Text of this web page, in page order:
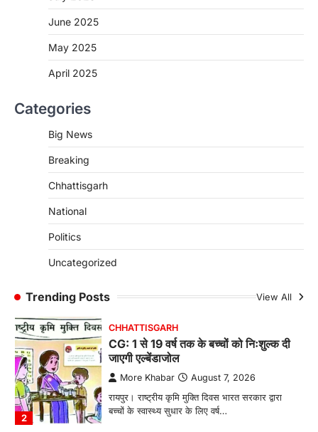
June 2025
May 2025
April 2025
Categories
Big News
Breaking
Chhattisgarh
National
Politics
Uncategorized
Trending Posts View All
जशपुर जिले की 5 माह की मासूम…
CG: छिपली की दीदियों का कमाल, बकरी
बनाने की दिशा में जिले के नगरी…
2
CHHATTISGARH
CG: 1 से 19 वर्ष तक के बच्चों को निःशुल्क दी
जाएगी एल्बेंडाजोल
More Khabar August 7, 2026
रायपुर। राष्ट्रीय कृमि मुक्ति दिवस भारत सरकार द्वारा
बच्चों के स्वास्थ्य सुधार के लिए वर्ष…